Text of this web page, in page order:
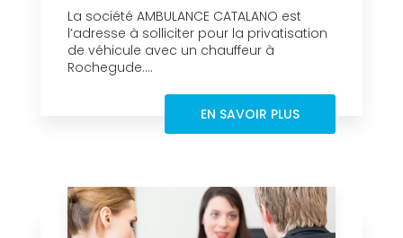
La société AMBULANCE CATALANO est
l’adresse à solliciter pour la privatisation
de véhicule avec un chauffeur à
Rochegude....
EN SAVOIR PLUS